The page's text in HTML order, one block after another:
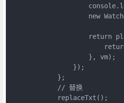
new
return
                    }, vm);
                });
            };
            // 替换
            replaceTxt();